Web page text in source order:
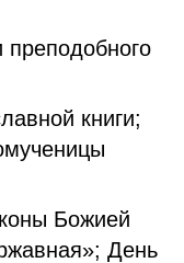
книги;
Божией
День